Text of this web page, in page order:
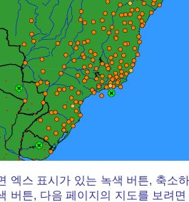
엑스 표시가 있는 녹색 버튼, 축소
버튼, 다음 페이지의 지도를 보려면